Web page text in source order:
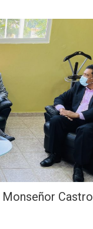
Monseñor Castro